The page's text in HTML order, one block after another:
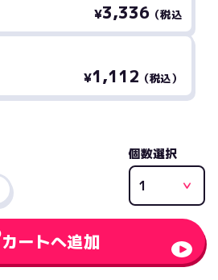
¥3,336 （税込
¥1,112 （税込）
個数選択
カートへ追加